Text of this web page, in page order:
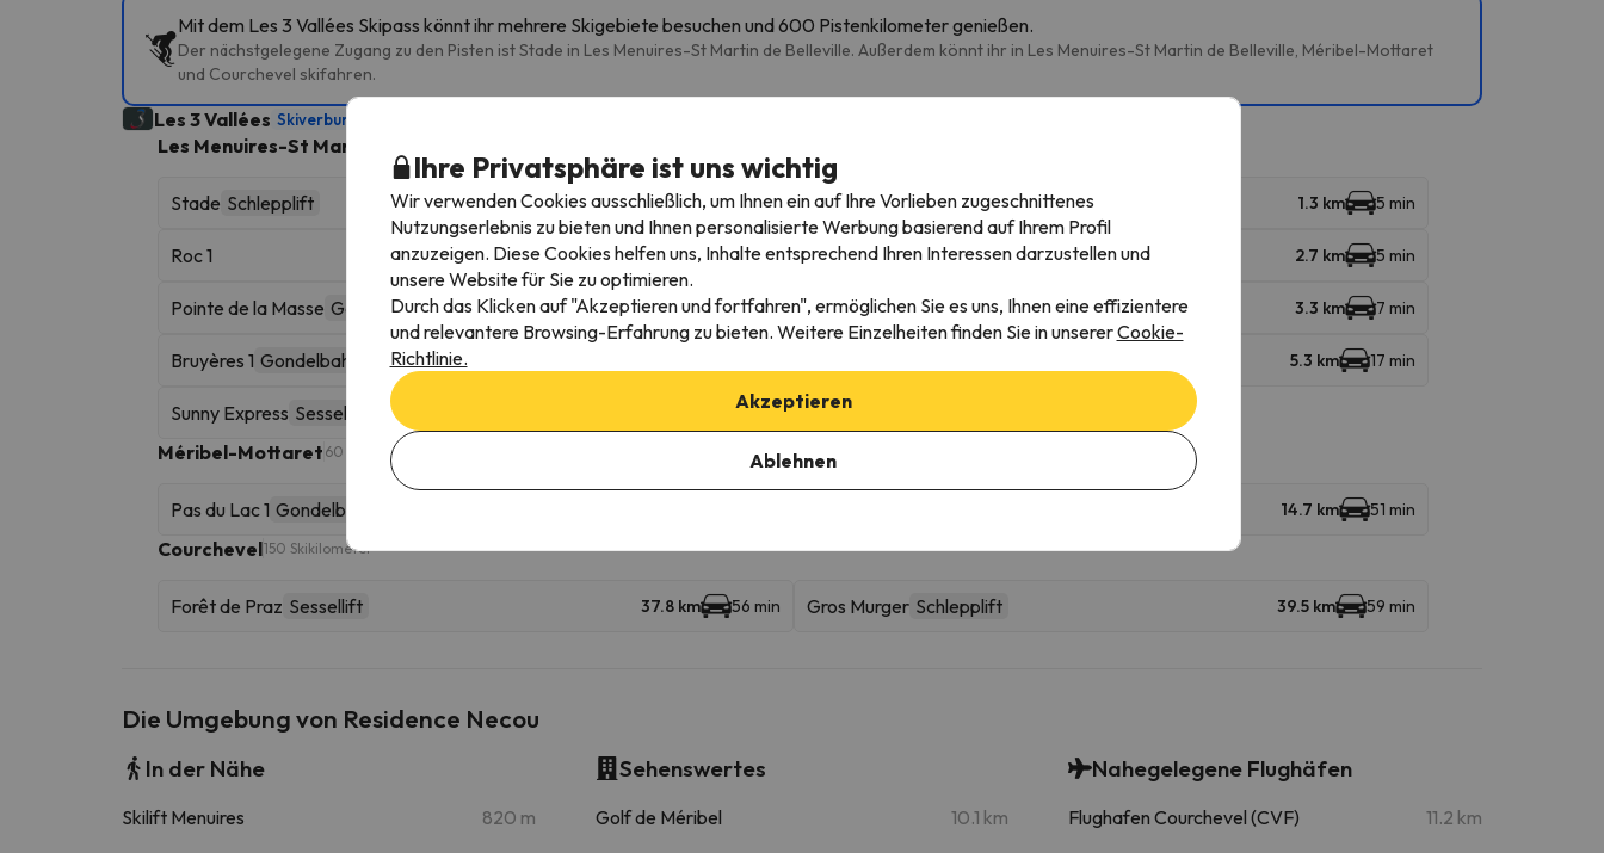
Mit dem Les 3 Vallées Skipass könnt ihr mehrere Skigebiete besuchen und 600 Pistenkilometer genießen.
Der nächstgelegene Zugang zu den Pisten ist Stade in Les Menuires-St Martin de Belleville. Außerdem könnt ihr in Les Menuires-St Martin de Belleville, Méribel-Mottaret
und Courchevel skifahren.
Les 3 Vallées Skiverbund
Les Menuires-St Martin de Belleville
Stade Schlepplift 1.3 km 5 min TS Menuires Sessellift 1.3 km 5 min
Roc 1 2.3 km 4 min Preyerand Luftseilbahn 2.7 km 5 min
Pointe de la Masse Gondelbahn 3.2 km 7 min Doron Sessellift 3.3 km 7 min
Bruyères 1 Gondelbahn 5.3 km 17 min
Sunny Express Sessellift 11 min
Méribel-Mottaret 60 Skikilometer
Pas du Lac 1 Gondelbahn 14.7 km 51 min
Courchevel150 Skikilometer
Forêt de Praz Sessellift 37.8 km 56 min Gros Murger Schlepplift 39.5 km 59 min
Die Umgebung von Residence Necou
In der Nähe
Skilift Menuires 820 m
Sehenswertes
Golf de Méribel 10.1 km
Nahegelegene Flughäfen
Flughafen Courchevel (CVF) 11.2 km
Ihre Privatsphäre ist uns wichtig
Wir verwenden Cookies ausschließlich, um Ihnen ein auf Ihre Vorlieben zugeschnittenes
Nutzungserlebnis zu bieten und Ihnen personalisierte Werbung basierend auf Ihrem Profil
anzuzeigen. Diese Cookies helfen uns, Inhalte entsprechend Ihren Interessen darzustellen und
unsere Website für Sie zu optimieren.
Durch das Klicken auf "Akzeptieren und fortfahren", ermöglichen Sie es uns, Ihnen eine effizientere
und relevantere Browsing-Erfahrung zu bieten. Weitere Einzelheiten finden Sie in unsererCookie-
Richtlinie.
Akzeptieren
Ablehnen